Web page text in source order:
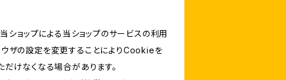
ショップによる当ショップのサービスの利用
ザの設定を変更することによりCookieを
けなくなる場合があります。